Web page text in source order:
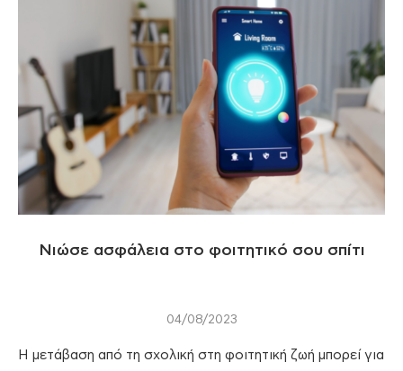
Νιώσε ασφάλεια στο φοιτητικό σου σπίτι
04/08/2023
Η μετάβαση από τη σχολική στη φοιτητική ζωή μπορεί για